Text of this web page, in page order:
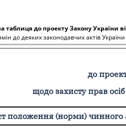
таблиця до проекту Закону України
до деяких законодавчих актів України